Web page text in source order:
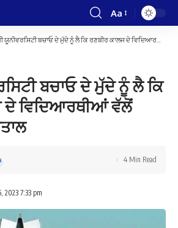
Font
Resizer
Aa
ਬਚਾਓ ਦੇ ਮੁੱਦੇ ਨੂੰ ਲੈ ਕਿ ਰਣਬੀਰ ਕਾਲਜ ਦੇ ਵਿਦਿਆਰਥੀਆਂ ਵੱਲੋਂ ਕੀਤੀ ਗਈ ਹੜਤਾਲ
ਬਚਾਓ ਦੇ ਮੁੱਦੇ ਨੂੰ ਲੈ ਕਿ
ਦੇ ਵਿਦਿਆਰਥੀਆਂ ਵੱਲੋਂ
2023 7:33 pm
4 Min Read